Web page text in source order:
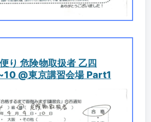
り 危険物取扱者 乙四
@東京講習会場 Part1